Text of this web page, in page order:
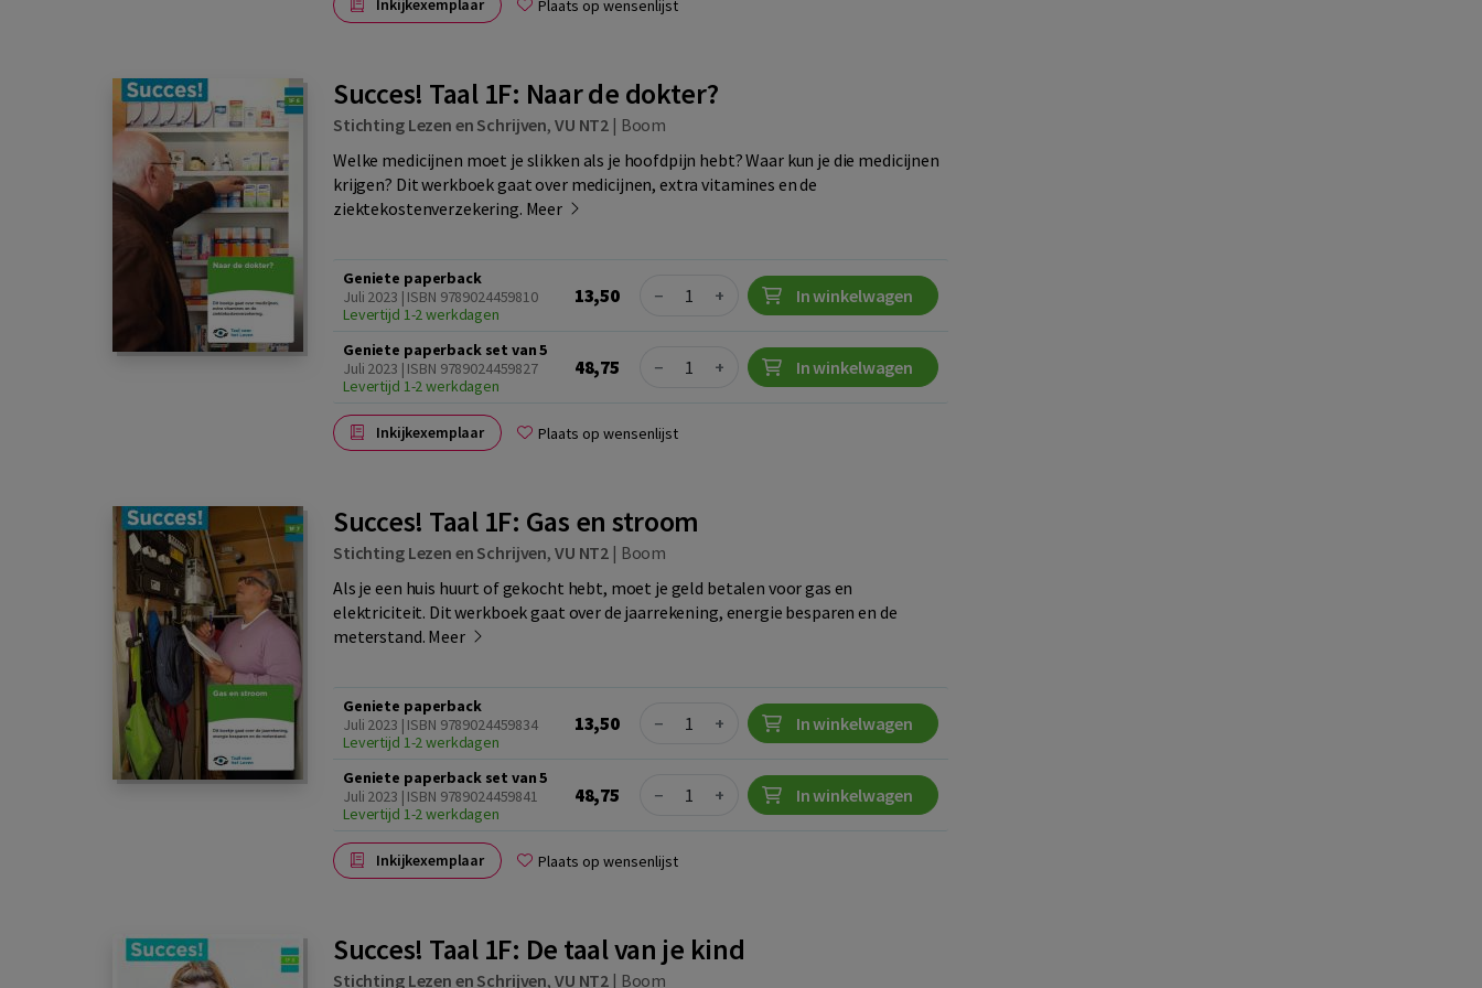
Inkijkexemplaar Plaats op wensenlijst
Succes! Taal 1F: Naar de dokter?
Stichting Lezen en Schrijven, VU NT2 | Boom
Welke medicijnen moet je slikken als je hoofdpijn hebt? Waar kun je die medicijnen
krijgen? Dit werkboek gaat over medicijnen, extra vitamines en de
ziektekostenverzekering. Meer
Geniete paperback
Juli 2023 | ISBN 9789024459810
Levertijd 1-2 werkdagen
13,50 Quantity
− + In winkelwagen
Geniete paperback set van 5
Juli 2023 | ISBN 9789024459827
Levertijd 1-2 werkdagen
48,75 Quantity
− + In winkelwagen
Inkijkexemplaar Plaats op wensenlijst
Succes! Taal 1F: Gas en stroom
Stichting Lezen en Schrijven, VU NT2 | Boom
Als je een huis huurt of gekocht hebt, moet je geld betalen voor gas en
elektriciteit. Dit werkboek gaat over de jaarrekening, energie besparen en de
meterstand. Meer
Geniete paperback
Juli 2023 | ISBN 9789024459834
Levertijd 1-2 werkdagen
13,50 Quantity
− + In winkelwagen
Geniete paperback set van 5
Juli 2023 | ISBN 9789024459841
Levertijd 1-2 werkdagen
48,75 Quantity
− + In winkelwagen
Inkijkexemplaar Plaats op wensenlijst
Succes! Taal 1F: De taal van je kind
Stichting Lezen en Schrijven, VU NT2 | Boom